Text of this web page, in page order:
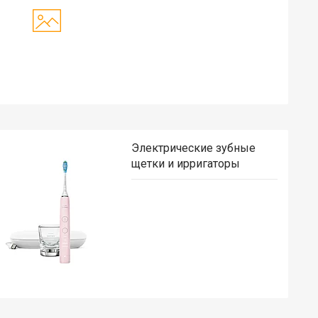
Электрические зубные
щетки и ирригаторы